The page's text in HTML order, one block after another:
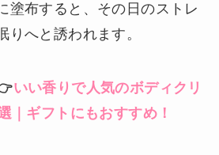
塗布すると、その日のストレ
りへと誘われます。
いい香りで人気のボディクリ
｜ギフトにもおすすめ！